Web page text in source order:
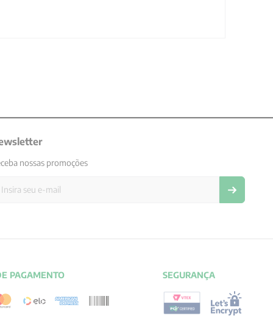
nossas promoções
PAGAMENTO SEGURANÇA